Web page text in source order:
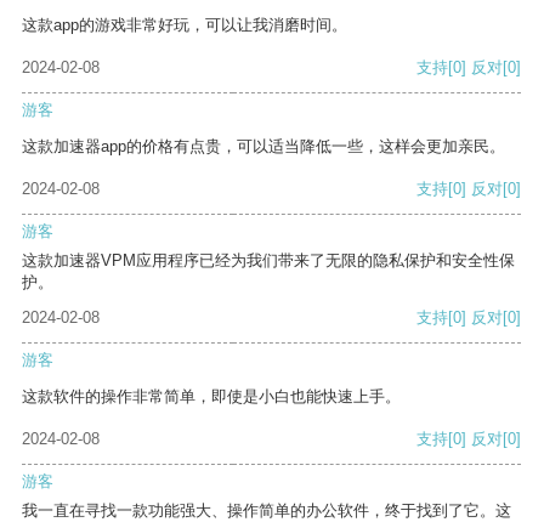
这款app的游戏非常好玩，可以让我消磨时间。
2024-02-08 支持[0] 反对[0]
游客
这款加速器app的价格有点贵，可以适当降低一些，这样会更加亲民。
2024-02-08 支持[0] 反对[0]
游客
这款加速器VPM应用程序已经为我们带来了无限的隐私保护和安全性保
护。
2024-02-08
支持[0] 反对[0]
游客
这款软件的操作非常简单，即使是小白也能快速上手。
2024-02-08 支持[0] 反对[0]
游客
我一直在寻找一款功能强大、操作简单的办公软件，终于找到了它。这